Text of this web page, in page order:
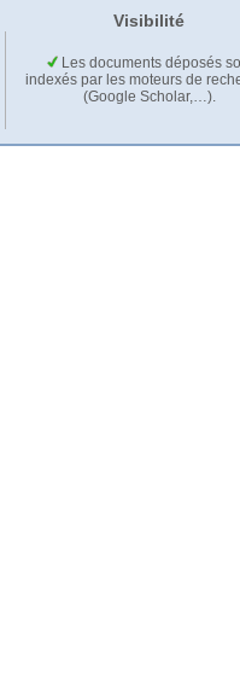
Visibilité
Les documents déposés
indexés par les moteurs de
(Google Scholar,…).